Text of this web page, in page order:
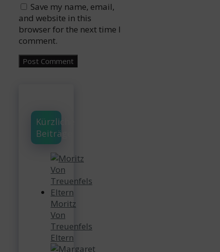
Save my name, email,
and website in this
browser for the next time I
comment.
Kürzliche
Beiträge
Moritz
Von
Treuenfels
Eltern